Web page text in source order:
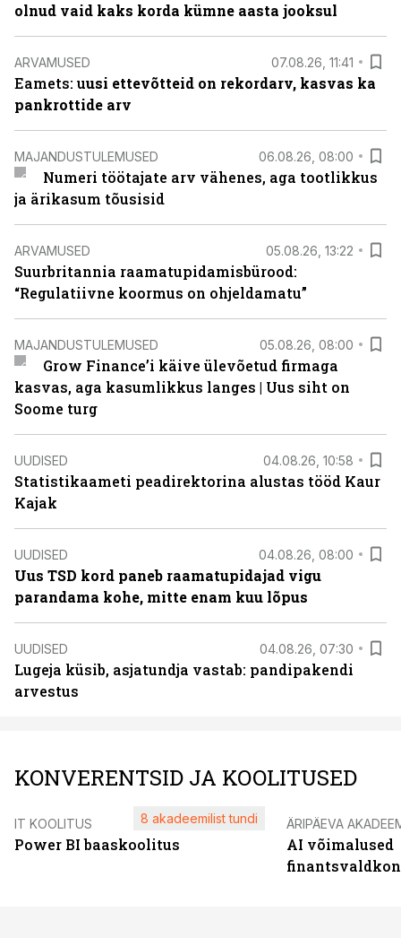
olnud vaid kaks korda kümne aasta jooksul
ARVAMUSED 07.08.26, 11:41
Eamets: uusi ettevõtteid on rekordarv, kasvas ka
pankrottide arv
MAJANDUSTULEMUSED 06.08.26, 08:00
Numeri töötajate arv vähenes, aga tootlikkus
ja ärikasum tõusisid
ARVAMUSED 05.08.26, 13:22
Suurbritannia raamatupidamisbürood:
“Regulatiivne koormus on ohjeldamatu”
MAJANDUSTULEMUSED 05.08.26, 08:00
Grow Finance’i käive ülevõetud firmaga
kasvas, aga kasumlikkus langes | Uus siht on
Soome turg
UUDISED 04.08.26, 10:58
Statistikaameti peadirektorina alustas tööd Kaur
Kajak
UUDISED 04.08.26, 08:00
Uus TSD kord paneb raamatupidajad vigu
parandama kohe, mitte enam kuu lõpus
UUDISED 04.08.26, 07:30
Lugeja küsib, asjatundja vastab: pandipakendi
arvestus
KONVERENTSID JA KOOLITUSED
IT KOOLITUS
Power BI baaskoolitus
8 akadeemilist tundi ÄRIPÄEVA
AI võimalused